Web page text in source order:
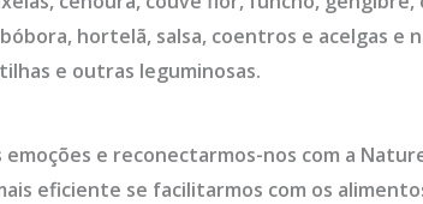
hortelã, salsa, coentros e acelgas e
e outras leguminosas.
e reconectarmos-nos com a
eficiente se facilitarmos com os